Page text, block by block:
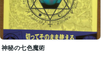
神秘の七色魔術